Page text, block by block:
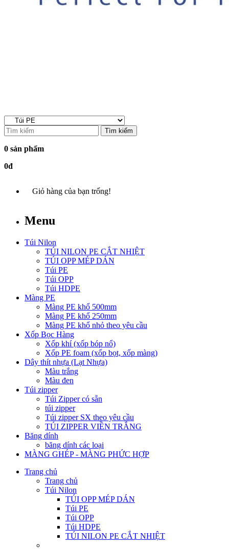
Tìm kiếm
0 sản phẩm
0đ
Giỏ hàng của bạn trống!
Menu
Túi Nilon
TÚI NILON PE CẮT NHIỆT
TÚI OPP MÉP DÁN
Túi PE
Túi OPP
Túi HDPE
Màng PE
Màng PE khổ 500mm
Màng PE khổ 250mm
Màng PE khổ nhỏ theo yêu cầu
Xốp Bọc Hàng
Xốp khí (xốp bóp nổ)
Xốp PE foam (xốp bọt, xốp màng)
Dây thít nhựa (Lạt Nhựa)
Màu trắng
Màu đen
Túi zipper
Túi Zipper có sẵn
túi zipper
Túi zipper SX theo yêu cầu
TÚI ZIPPER VIỀN TRẮNG
Băng dính
băng dính các loại
MÀNG GHÉP - MÀNG PHỨC HỢP
Trang chủ
Trang chủ
Túi Nilon
TÚI OPP MÉP DÁN
Túi PE
Túi OPP
Túi HDPE
TÚI NILON PE CẮT NHIỆT